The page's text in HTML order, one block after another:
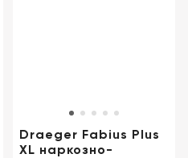
Draeger Fabius Plus
XL наркозно-